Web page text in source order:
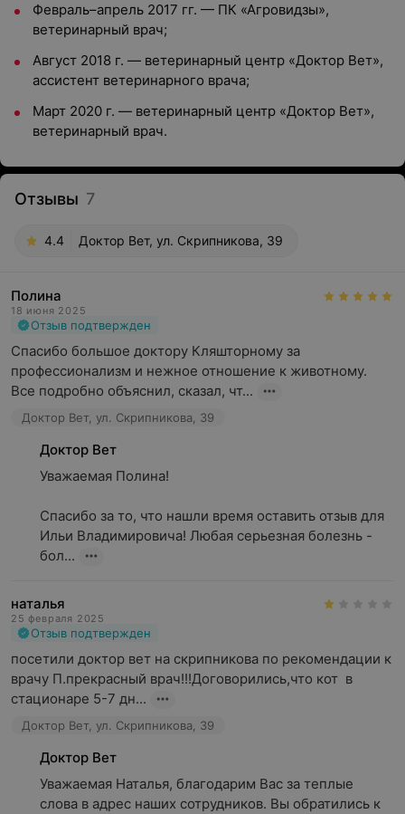
Февраль–апрель 2017 гг. — ПК «Агровидзы»,
ветеринарный врач;
Август 2018 г. — ветеринарный центр «Доктор Вет»,
ассистент ветеринарного врача;
Март 2020 г. — ветеринарный центр «Доктор Вет»,
ветеринарный врач.
Отзывы 7
4.4 Доктор Вет, ул. Скрипникова, 39
Полина
18 июня 2025
Отзыв подтвержден
Спасибо большое доктору Кляшторному за
профессионализм и нежное отношение к животному.
Все подробно объяснил, сказал, чт...
Доктор Вет, ул. Скрипникова, 39
Доктор Вет
Уважаемая Полина!
Спасибо за то, что нашли время оставить отзыв для
Ильи Владимировича! Любая серьезная болезнь -
бол...
наталья
25 февраля 2025
Отзыв подтвержден
посетили доктор вет на скрипникова по рекомендации к
врачу П.прекрасный врач!!!Договорились,что кот  в
стационаре 5-7 дн...
Доктор Вет, ул. Скрипникова, 39
Доктор Вет
Уважаемая Наталья, благодарим Вас за теплые
слова в адрес наших сотрудников. Вы обратились к